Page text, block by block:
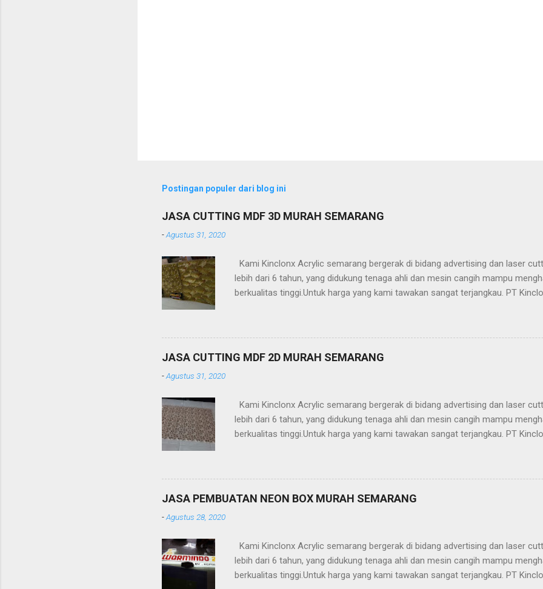
Postingan populer dari blog ini
JASA CUTTING MDF 3D MURAH SEMARANG
-Agustus 31, 2020
Kami Kinclonx Acrylic semarang bergerak di bidang advertising dan laser
lebih dari 6 tahun, yang didukung tenaga ahli dan mesin cangih mampu
berkualitas tinggi.Untuk harga yang kami tawakan sangat terjangkau. PT
-Pagar -Railling Tangga/Balkon -Kanopi -Wallpanel 2D dan 3D -Partisi
(platbesi, stainless, tembaga, baja, ACP, dll) -Jasa Potong Non Metal (Acrylic,
Kelebihan Kinclonx Acrylic : -Pelayanan Prima -Hasil Produk Berkualitas -
JASA CUTTING MDF 2D MURAH SEMARANG
-Agustus 31, 2020
Kami Kinclonx Acrylic semarang bergerak di bidang advertising dan laser
lebih dari 6 tahun, yang didukung tenaga ahli dan mesin cangih mampu
berkualitas tinggi.Untuk harga yang kami tawakan sangat terjangkau. PT
-Pagar -Railling Tangga/Balkon -Kanopi -Wallpanel 2D dan 3D -Partisi
(platbesi, stainless, tembaga, baja, ACP, dll) -Jasa Potong Non Metal (Acrylic,
Kelebihan Kinclonx Acrylic : -Pelayanan Prima -Hasil Produk Berkualitas -
JASA PEMBUATAN NEON BOX MURAH SEMARANG
-Agustus 28, 2020
Kami Kinclonx Acrylic semarang bergerak di bidang advertising dan laser
lebih dari 6 tahun, yang didukung tenaga ahli dan mesin cangih mampu
berkualitas tinggi.Untuk harga yang kami tawakan sangat terjangkau. PT